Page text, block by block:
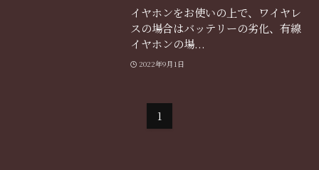
イヤホンをお使いの上で、ワイヤレ
スの場合はバッテリーの劣化、有線
イヤホンの場...
2022年9月1日
1